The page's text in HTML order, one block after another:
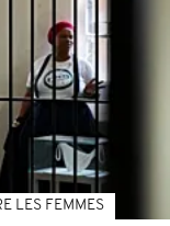
LES FEMMES